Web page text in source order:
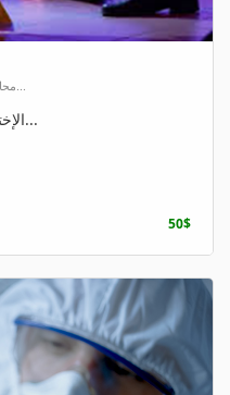
محاضر مادة الكيمياء وباحث في الطاقة...
الإختبارات الكيميائية للأدلة الجنائية في م...
50$